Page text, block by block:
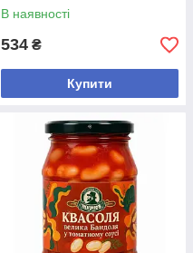
В наявності
534 ₴
Купити